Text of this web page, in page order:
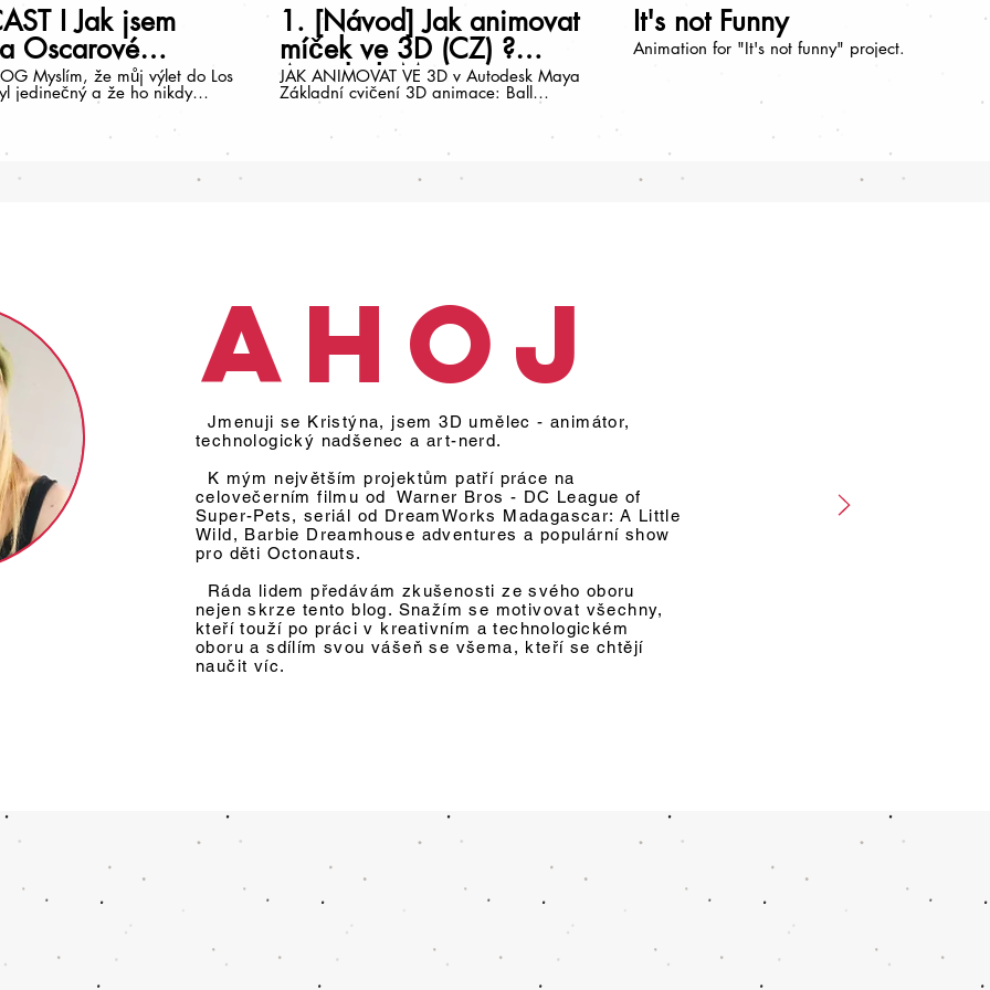
I Jak jsem
Oscarové
Myslím, že můj výlet do Los
jedinečný a že ho nikdy
ho
nejdříve do článku, ale pak
zkusím to nahrát v audio
z toho mají něco i lidé, kteří
(Já také rádši
kiki_k_h/
blog: https://www.kiki-
animationblog
1. [Návod] Jak animovat
míček ve 3D (CZ) ?
Autodesk Maya
JAK ANIMOVAT VE 3D v Autodesk Maya
Základní cvičení 3D animace: Ball
bouncing in place, no decay (loop)
_________________ Tutoriál v Češtině
Blog o animaci: http://www.kiki-
artworks.com/animationblog
____________________ Rig: Ultimate Ball
It's not Funny
Animation for "It's not funny" project.
Ahoj
Jmenuji se Kristýna, jsem 3D umělec - animátor,
technologický nadšenec a art-nerd.
K mým největším projektům patří práce na
celovečerním filmu od Warner Bros - DC League of
Super-Pets, seriál od DreamWorks Madagascar: A Little
Wild, Barbie Dreamhouse adventures a populární show
pro děti Octonauts.
Ráda lidem předávám zkušenosti ze svého oboru
nejen skrze tento blog. Snažím se motivovat všechny,
kteří touží po práci v kreativním a technologickém
oboru a sdílím svou vášeň se všema, kteří se chtějí
naučit víc.